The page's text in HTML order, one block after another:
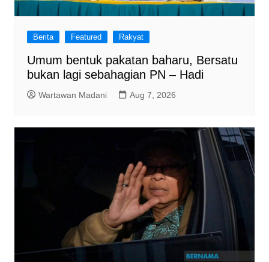
Berita Featured Rakyat
Umum bentuk pakatan baharu, Bersatu
bukan lagi sebahagian PN – Hadi
Wartawan Madani Aug 7, 2026